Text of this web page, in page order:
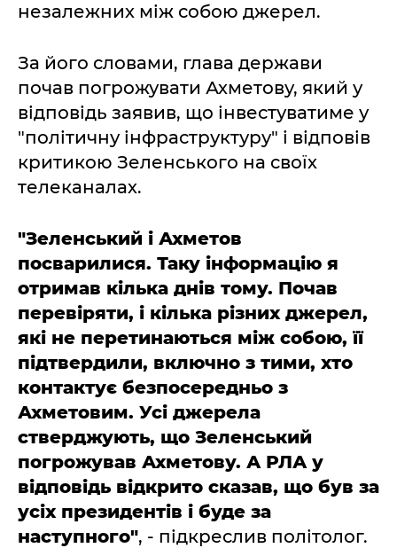
незалежних між собою джерел.
За його словами, глава держави
почав погрожувати Ахметову, який у
відповідь заявив, що інвестуватиме у
"політичну інфраструктуру" і відповів
критикою Зеленського на своїх
телеканалах.
"Зеленський і Ахметов
посварилися. Таку інформацію я
отримав кілька днів тому. Почав
перевіряти, і кілька різних джерел,
які не перетинаються між собою, її
підтвердили, включно з тими, хто
контактує безпосередньо з
Ахметовим. Усі джерела
стверджують, що Зеленський
погрожував Ахметову. А РЛА у
відповідь відкрито сказав, що був за
усіх президентів і буде за
наступного", - підкреслив політолог.